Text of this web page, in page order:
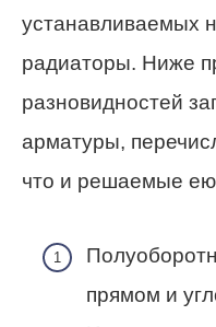
устанавливаемых
радиаторы. Ниже
разновидностей
арматуры,
что и решаемые ею
прямом и